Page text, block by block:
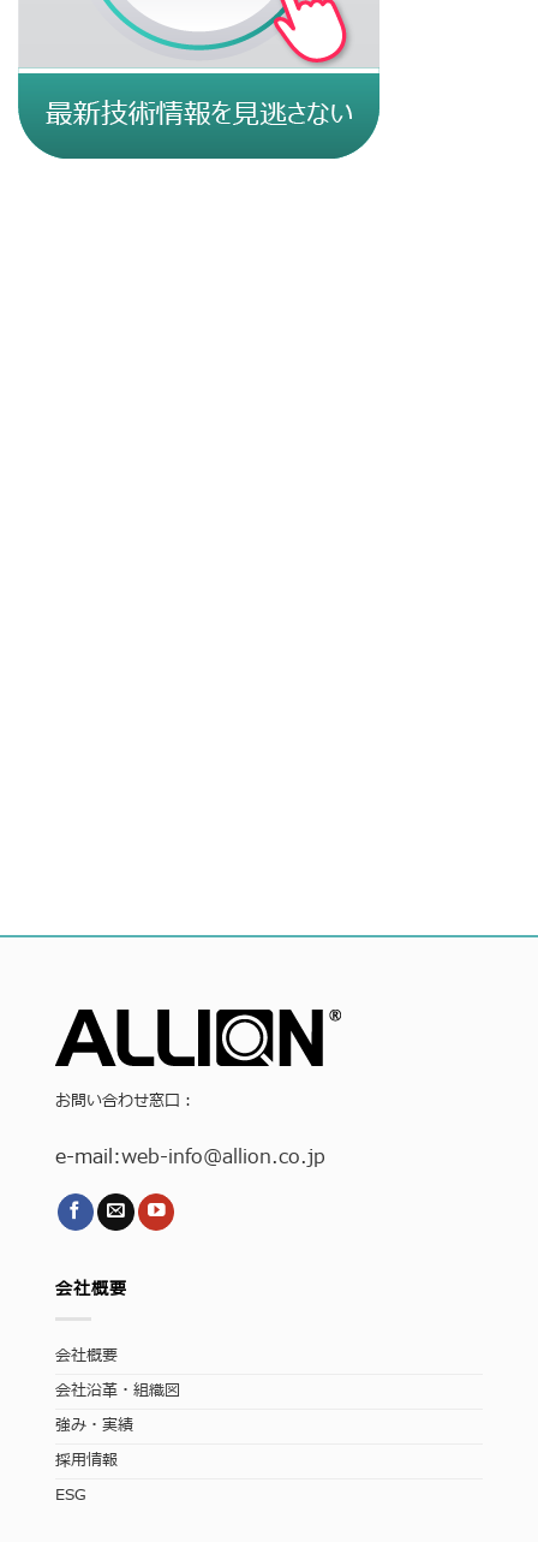
お問い合わせ窓口：
e-mail:web-info@allion.co.jp
会社概要
会社概要
会社沿革・組織図
強み・実績
採用情報
ESG